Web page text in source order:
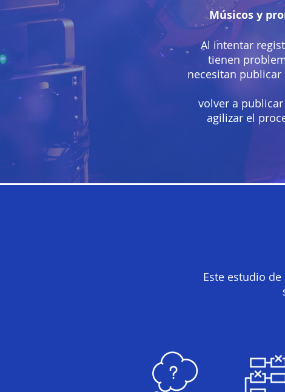
Músicos y
Al intentar
tienen
necesitan publicar
volver a
agilizar el
Este estudio